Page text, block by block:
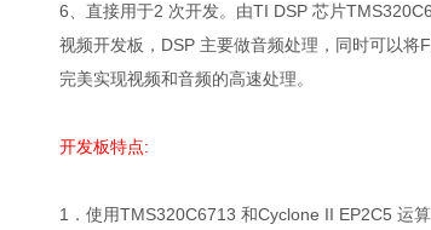
6、直接用于2 次开发。由TI DSP 芯片
视频开发板，DSP 主要做音频处理，同时可以将
完美实现视频和音频的高速处理。
开发板特点:
1．使用TMS320C6713 和Cyclone II EP2C5 运